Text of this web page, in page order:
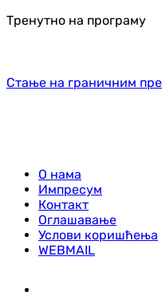
Тренутно на програму
Стање на граничним
О нама
Импресум
Контакт
Оглашавање
Услови коришћења
WEBMAIL